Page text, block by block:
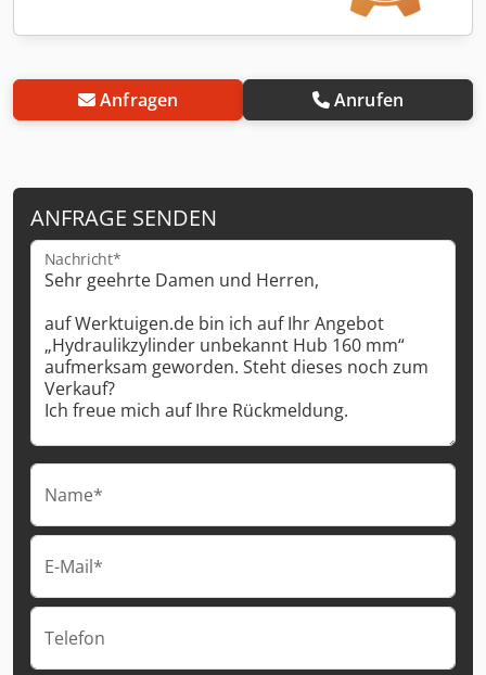
Anfragen Anrufen
ANFRAGE SENDEN
Nachricht*
Name*
E-Mail*
Telefon